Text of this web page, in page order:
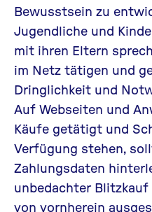
Bewusstsein zu
Jugendliche und
mit ihren Eltern
im Netz tätigen und
Dringlichkeit und
Auf Webseiten und
Käufe getätigt und
Verfügung stehen,
Zahlungsdaten
unbedachter
von vornherein